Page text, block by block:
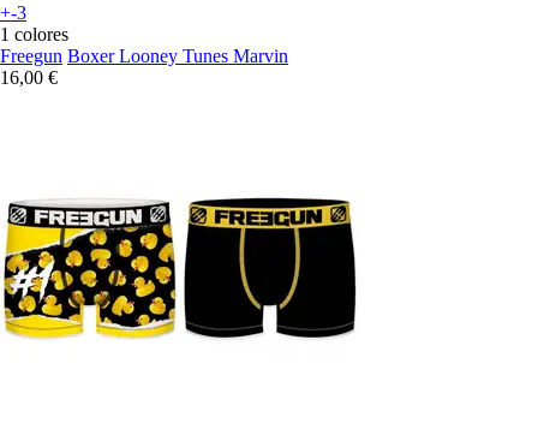
+-3
1 colores
Freegun Boxer Looney Tunes Marvin
16,00 €